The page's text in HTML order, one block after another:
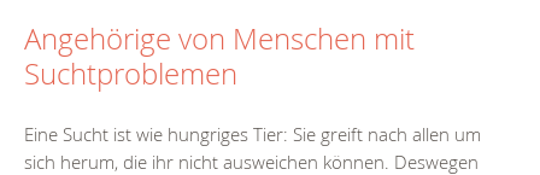
Angehörige von Menschen mit
Suchtproblemen
Eine Sucht ist wie hungriges Tier: Sie greift nach allen um
sich herum, die ihr nicht ausweichen können. Deswegen